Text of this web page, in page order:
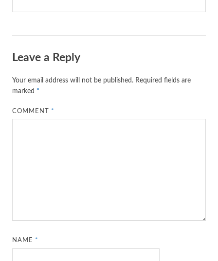
Leave a Reply
Your email address will not be published. Required fields are
marked *
COMMENT *
NAME *